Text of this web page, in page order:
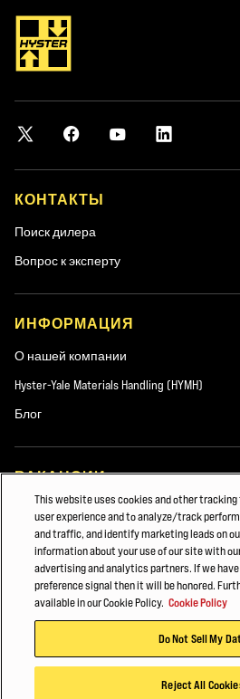
КОНТАКТЫ
Поиск дилера
Вопрос к эксперту
ИНФОРМАЦИЯ
О нашей компании
Hyster-Yale Materials Handling (HYMH)
Блог
ВАКАНСИИ
© 2026 Hyster-Yale Group, Inc. Все
Политика конфиденциальности
Условия пользования сайтом
Политика в отношении файлов Cookie
This website uses cookies and other
user experience and to analyze/track
and traffic, and identify marketing leads on
information about your use of our site with
advertising and analytics partners. If we
preference signal then it will be honored.
available in our Cookie Policy. Cookie Policy
Do Not Sell My
Reject All